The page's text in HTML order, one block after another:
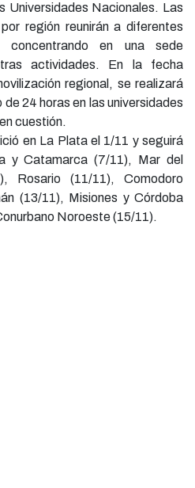
Universidades Nacionales. Las
región reunirán a diferentes
concentrando en una sede
actividades. En la fecha
regional, se realizará
24 horas en las universidades
cuestión.
en La Plata el 1/11 y seguirá
y Catamarca (7/11), Mar del
Rosario (11/11), Comodoro
(13/11), Misiones y Córdoba
Noroeste (15/11).